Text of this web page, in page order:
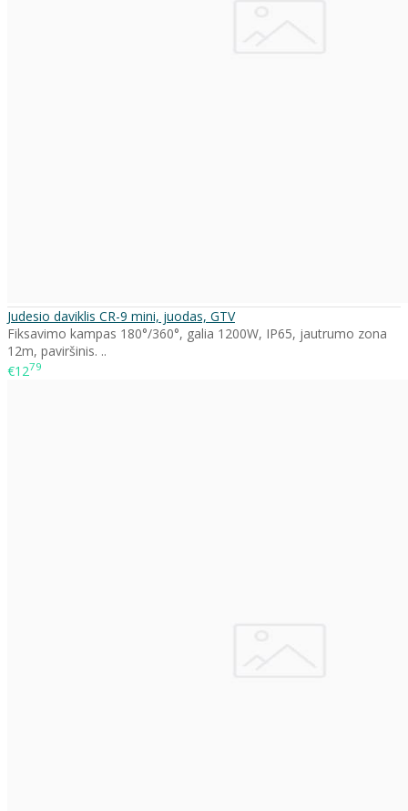
Judesio daviklis CR-9 mini, juodas, GTV
Fiksavimo kampas 180°/360°, galia 1200W, IP65, jautrumo zona
12m, paviršinis. ..
€1279